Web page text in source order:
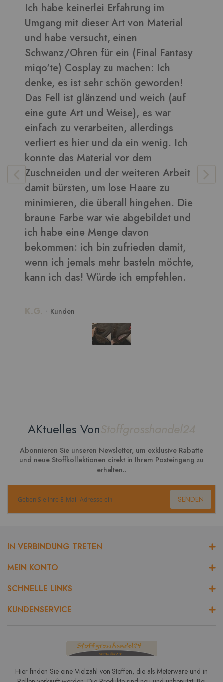
Ich habe keinerlei Erfahrung im
Umgang mit dieser Art von Material
und habe versucht, einen
Schwanz/Ohren für ein (Final Fantasy
miqo'te) Cosplay zu machen: Ich
denke, es ist sehr schön geworden!
Das Fell ist glänzend und weich (auf
eine gute Art und Weise), es war
einfach zu verarbeiten, allerdings
verliert es hier und da ein wenig. Ich
konnte das Material vor dem
Zuschneiden und der weiteren Arbeit
damit bürsten, um lose Haare zu
minimieren, die überall hingehen. Die
braune Farbe war wie abgebildet und
ich habe eine Menge davon
bekommen: ich bin zufrieden damit,
wenn ich jemals mehr basteln möchte,
kann ich das! Würde ich empfehlen.
K.G. - Kunden
AKtuelles VonStoffgrosshandel24
Abonnieren Sie unseren Newsletter, um exklusive Rabatte
und neue Stoffkollektionen direkt in Ihrem Posteingang zu
erhalten..
SENDEN
IN VERBINDUNG TRETEN
MEIN KONTO
SCHNELLE LINKS
KUNDENSERVICE
Hier finden Sie eine Vielzahl von Stoffen, die als Meterware und in